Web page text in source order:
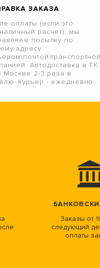
ЗАКАЗА
оплаты (если это
расчет), мы
посылку по
адресу
Автодоставка в ТК
Москве 2-3 раза в
Курьер - ежедневно.
Заказы от
следующий
оплаты